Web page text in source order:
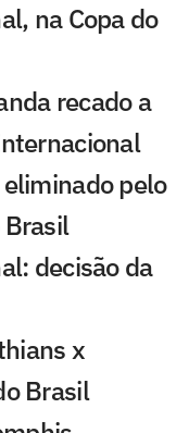
na Copa do
recado a
pelo
decisão da
x
Brasil